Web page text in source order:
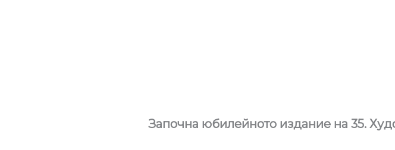
Започна юбилейното издание на 35.